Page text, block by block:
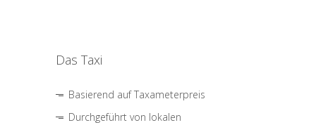
Das Taxi
Basierend auf Taxameterpreis
Durchgeführt von lokalen